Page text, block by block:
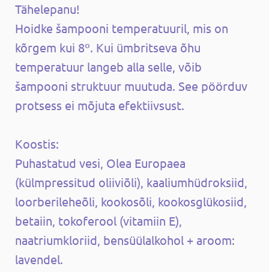
Tähelepanu!
Hoidke šampooni temperatuuril, mis on
kõrgem kui 8º. Kui ümbritseva õhu
temperatuur langeb alla selle, võib
šampooni struktuur muutuda. See pöörduv
protsess ei mõjuta efektiivsust.
Koostis:
Puhastatud vesi, Olea Europaea
(külmpressitud oliiviõli), kaaliumhüdroksiid,
loorberileheõli, kookosõli, kookosglükosiid,
betaiin, tokoferool (vitamiin E),
naatriumkloriid, bensüülalkohol + aroom:
lavendel.